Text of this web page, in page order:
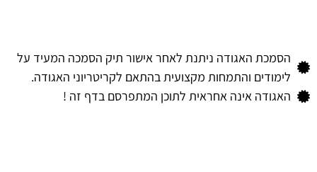
הסמכת האגודה ניתנת לאחר אישור תיק הסמכה המעיד על
לימודים והתמחות מקצועית בהתאם לקריטריוני האגודה.
האגודה אינה אחראית לתוכן המתפרסם בדף זה !